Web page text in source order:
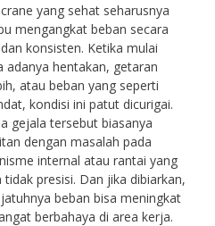
yang sehat seharusnya
mengangkat beban secara
konsisten. Ketika mulai
adanya hentakan, getaran
atau beban yang seperti
kondisi ini patut dicurigai.
gejala tersebut biasanya
dengan masalah pada
internal atau rantai yang
tidak presisi. Dan jika dibiarkan,
beban bisa meningkat
berbahaya di area kerja.